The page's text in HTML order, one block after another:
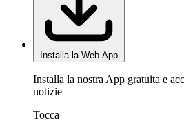
Installa la Web App
Installa la nostra App gratuita e
notizie
Tocca